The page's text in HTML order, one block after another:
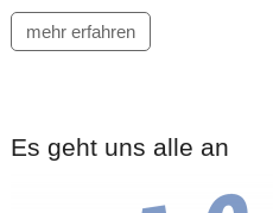
mehr erfahren
Es geht uns alle an